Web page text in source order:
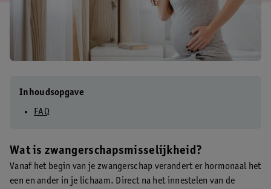
Inhoudsopgave
FAQ
Wat is zwangerschapsmisselijkheid?
Vanaf het begin van je zwangerschap verandert er hormonaal het
een en ander in je lichaam. Direct na het innestelen van de